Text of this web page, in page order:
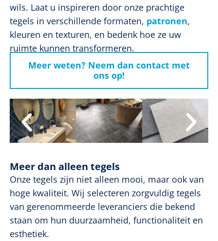
wils. Laat u inspireren door onze prachtige
tegels in verschillende formaten, patronen,
kleuren en texturen, en bedenk hoe ze uw
ruimte kunnen transformeren.
Meer weten? Neem dan contact met
ons op!
Meer dan alleen tegels
Onze tegels zijn niet alleen mooi, maar ook van
hoge kwaliteit. Wij selecteren zorgvuldig tegels
van gerenommeerde leveranciers die bekend
staan om hun duurzaamheid, functionaliteit en
esthetiek.